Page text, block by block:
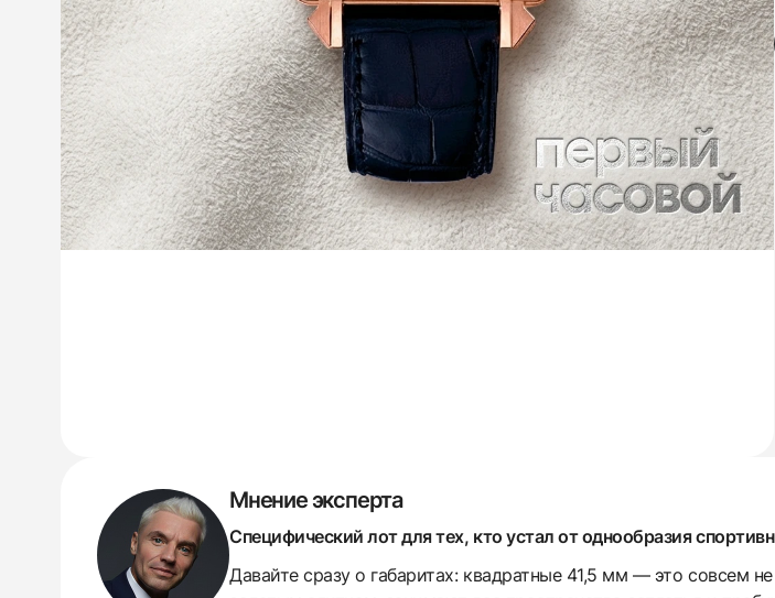
Мнение эксперта
Специфический лот для тех, кто устал от однообразия
Давайте сразу о габаритах: квадратные 41,5 мм — это совсем